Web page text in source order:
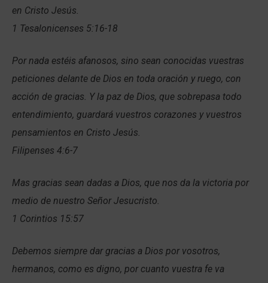
en Cristo Jesús.
1 Tesalonicenses 5:16-18
Por nada estéis afanosos, sino sean conocidas vuestras
peticiones delante de Dios en toda oración y ruego, con
acción de gracias. Y la paz de Dios, que sobrepasa todo
entendimiento, guardará vuestros corazones y vuestros
pensamientos en Cristo Jesús.
Filipenses 4:6-7
Mas gracias sean dadas a Dios, que nos da la victoria por
medio de nuestro Señor Jesucristo.
1 Corintios 15:57
Debemos siempre dar gracias a Dios por vosotros,
hermanos, como es digno, por cuanto vuestra fe va